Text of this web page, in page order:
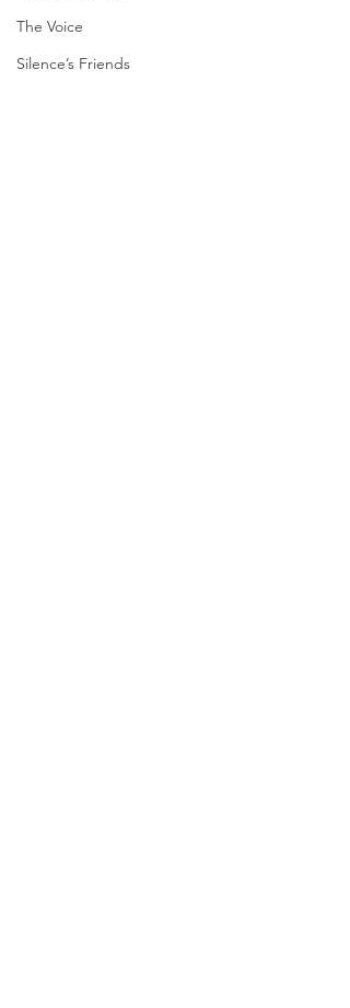
The Voice
Silence’s Friends